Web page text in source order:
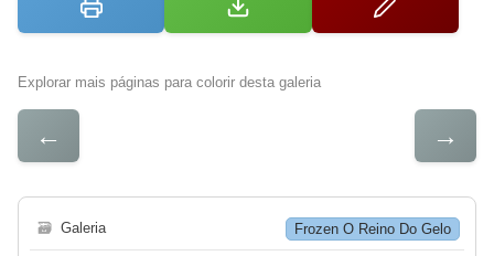
Explorar mais páginas para colorir desta galeria
← →
🗃 Galeria Frozen O Reino Do Gelo